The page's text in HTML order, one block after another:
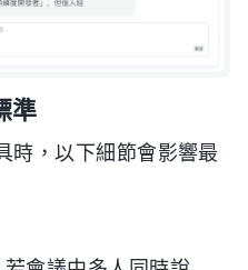
準
時，以下細節會影響最